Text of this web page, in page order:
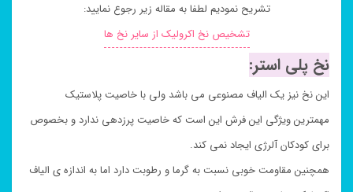
تشریح نمودیم لطفا به مقاله زیر رجوع نمایید:
تشخیص نخ اکرولیک از سایر نخ ها
نخ پلی استر:
این نخ نیز یک الیاف مصنوعی می باشد ولی با خاصیت پلاستیک
مهمترین ویژگی این فرش این است که خاصیت پرزدهی ندارد و بخصوص
برای کودکان آلرژی ایجاد نمی کند.
همچنین مقاومت خوبی نسبت به گرما و رطوبت دارد اما به اندازه ی الیاف